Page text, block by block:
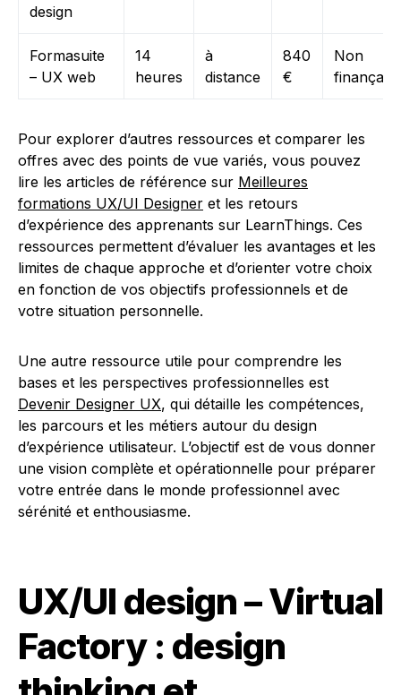
design
Formasuite
– UX web
14
heures
à
distance
840
€
Non
Pour explorer d’autres ressources et comparer les
offres avec des points de vue variés, vous pouvez
lire les articles de référence sur Meilleures
formations UX/UI Designer et les retours
d’expérience des apprenants sur LearnThings. Ces
ressources permettent d’évaluer les avantages et les
limites de chaque approche et d’orienter votre choix
en fonction de vos objectifs professionnels et de
votre situation personnelle.
Une autre ressource utile pour comprendre les
bases et les perspectives professionnelles est
Devenir Designer UX, qui détaille les compétences,
les parcours et les métiers autour du design
d’expérience utilisateur. L’objectif est de vous donner
une vision complète et opérationnelle pour préparer
votre entrée dans le monde professionnel avec
sérénité et enthousiasme.
UX/UI design – Virtual
Factory : design